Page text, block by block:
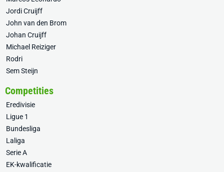
Jordi Cruijff
John van den Brom
Johan Cruijff
Michael Reiziger
Rodri
Sem Steijn
Competities
Eredivisie
Ligue 1
Bundesliga
Laliga
Serie A
EK-kwalificatie